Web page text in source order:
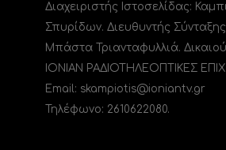
Διαχειριστής Ιστοσελίδας:
Σπυρίδων. Διευθυντής Σύνταξης
Μπάστα Τριανταφυλλιά.
ΙΟΝΙΑΝ ΡΑΔΙΟΤΗΛΕΟΠΤΙΚΕΣ
Email: skampiotis@ioniantv.gr
Τηλέφωνο: 2610622080.